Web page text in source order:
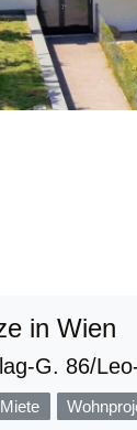
in Wien
G. 86/
Miete